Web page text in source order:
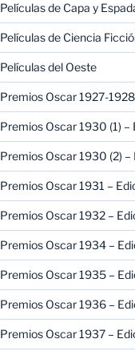
Películas de Capa y
Películas de Ciencia
Películas del Oeste
Premios Oscar 1927-
Premios Oscar 1930 (1) –
Premios Oscar 1930 (2) –
Premios Oscar 1931 –
Premios Oscar 1932 –
Premios Oscar 1934 –
Premios Oscar 1935 –
Premios Oscar 1936 –
Premios Oscar 1937 –